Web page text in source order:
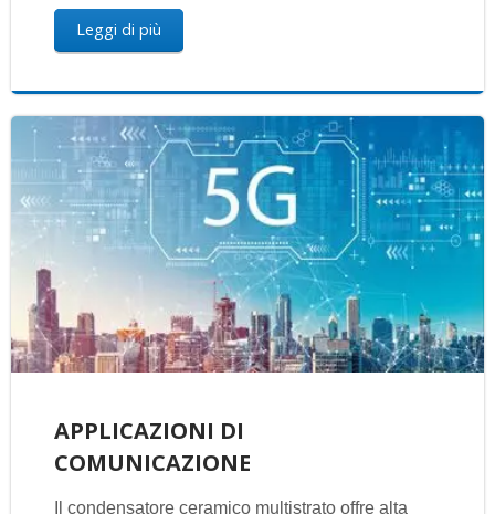
Leggi di più
APPLICAZIONI DI
COMUNICAZIONE
Il condensatore ceramico multistrato offre alta